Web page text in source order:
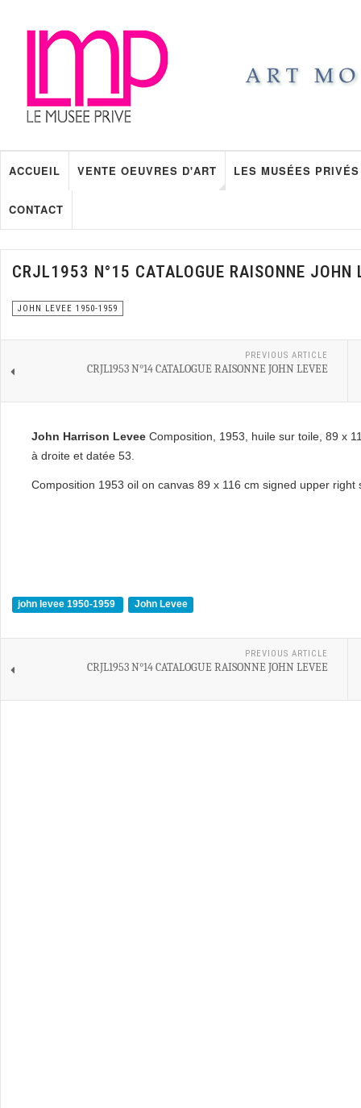
ACCUEIL VENTE OEUVRES D'ART LES MUSÉES PRIVÉS
CONTACT
CRJL1953 N°15 CATALOGUE RAISONNE JOHN
JOHN LEVEE 1950-1959
PREVIOUS ARTICLE
CRJL1953 N°14 CATALOGUE RAISONNE JOHN LEVEE
John Harrison Levee Composition, 1953, huile sur toile, 89 x
à droite et datée 53.
Composition 1953 oil on canvas 89 x 116 cm signed upper right
john levee 1950-1959 John Levee
PREVIOUS ARTICLE
CRJL1953 N°14 CATALOGUE RAISONNE JOHN LEVEE